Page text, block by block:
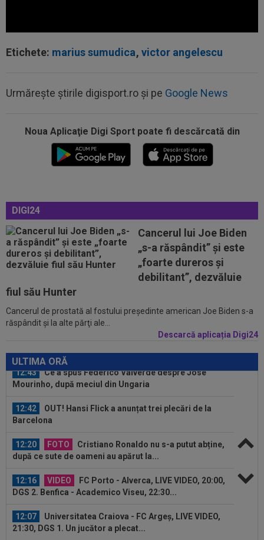
Etichete: marius sumudica, victor angelescu
Urmărește știrile digisport.ro și pe Google News
Noua Aplicaţie Digi Sport poate fi descărcată din
DIGI24
Cancerul lui Joe Biden
„s-a răspândit” şi este
„foarte dureros și
debilitant”, dezvăluie
fiul său Hunter
Cancerul de prostată al fostului preşedinte american Joe Biden s-a
răspândit şi la alte părţi ale...
Descarcă aplicația Digi24
ULTIMA ORĂ
12:42
OUT! Hansi Flick a anunțat trei plecări de la
12:20 FOTO
Cristiano Ronaldo nu s-a putut abține,
după ce sute de oameni au apărut la...
VIDEO
FC Porto - Alverca, LIVE VIDEO, 20:00,
12:07
Universitatea Craiova - FC Argeș, LIVE VIDEO,
21:30, DGS 1. Un jucător a plecat...
12:07 VIDEO
Chindia Târgoviște - Metaloglobus,
16:30, pe Digi Sport 1. Ultimul meci al...
Giovanni Becali a rămas ”interzis” când a aflat
ce i-a spus MM Stoica lui Gigi...
12:48
Sepsi - FCSB | LIVE VIDEO, luni, 21:30, DGS 1.
Roș-albaștrii, ”ca acasă” la...
Mourinho, după meciul din Ungaria
12:42
OUT! Hansi Flick a anunțat trei plecări de la
12:20 FOTO
12:16 VIDEO
FC Porto - Alverca, LIVE VIDEO, 20:00,
12:07
Universitatea Craiova - FC Argeș, LIVE VIDEO,
12:07 VIDEO
Chindia Târgoviște - Metaloglobus,